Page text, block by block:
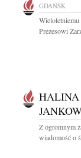
GDAŃSK
Wieloletniemu
Prezesowi
HALINA
Z ogromnym
wiadomość o